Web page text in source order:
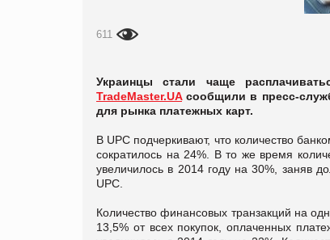
611
Украинцы стали чаще
TradeMaster.UAсообщили в пресс-
для рынка платежных карт.
В UPC подчеркивают, что количество
сократилось на 24%. В то же время
увеличилось в 2014 году на 30%, заняв
UPC.
Количество финансовых транзакций на
13,5% от всех покупок, оплаченных